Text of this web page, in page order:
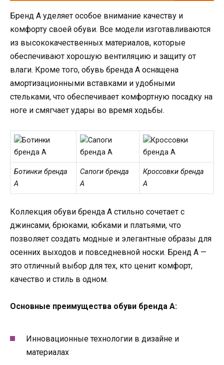
Бренд A уделяет особое внимание качеству и
комфорту своей обуви. Все модели изготавливаются
из высококачественных материалов, которые
обеспечивают хорошую вентиляцию и защиту от
влаги. Кроме того, обувь бренда A оснащена
амортизационными вставками и удобными
стельками, что обеспечивает комфортную посадку на
ноге и смягчает удары во время ходьбы.
Ботинки бренда
A
Сапоги бренда
A
Кроссовки бренда
A
Коллекция обуви бренда A стильно сочетает с
джинсами, брюками, юбками и платьями, что
позволяет создать модные и элегантные образы для
осенних выходов и повседневной носки. Бренд A —
это отличный выбор для тех, кто ценит комфорт,
качество и стиль в одном.
Основные преимущества обуви бренда A:
Инновационные технологии в дизайне и
материалах